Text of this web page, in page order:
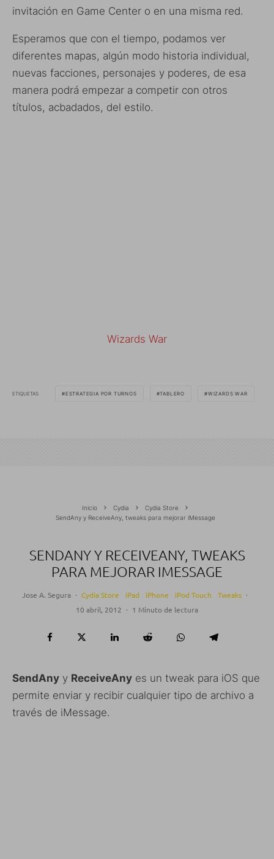
invitación en Game Center o en una misma red.
Esperamos que con el tiempo, podamos ver
diferentes mapas, algún modo historia individual,
nuevas facciones, personajes y poderes, de esa
manera podrá empezar a competir con otros
títulos, acbadados, del estilo.
Wizards War
ETIQUETAS ESTRATEGIA POR TURNOS TABLERO WIZARDS WAR
Inicio Cydia
Cydia Store
SendAny y ReceiveAny, tweaks para mejorar iMessage
SENDANY Y RECEIVEANY, TWEAKS
PARA MEJORAR IMESSAGE
Jose A. Segura · Cydia Store iPad iPhone iPod Touch Tweaks ·
10 abril, 2012 · 1 Minuto de lectura
SendAny y ReceiveAny es un tweak para iOS que
permite enviar y recibir cualquier tipo de archivo a
través de iMessage.